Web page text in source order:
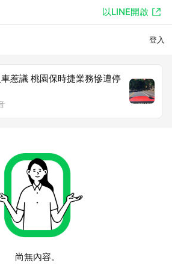
以LINE開啟
登入
惹議 桃園保時捷業務慘遭停
尚無內容。